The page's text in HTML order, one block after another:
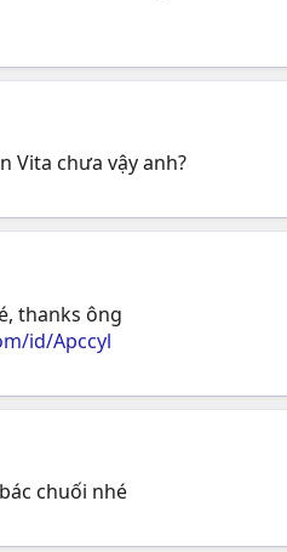
Vita chưa vậy anh?
thanks ông
id/Apccyl
chuối nhé